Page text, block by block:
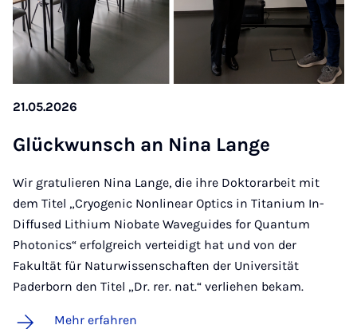
21.05.2026
Glü­ck­wunsch an Ni­na Lan­ge
Wir gratulieren Nina Lange, die ihre Doktorarbeit mit
dem Titel „Cryogenic Nonlinear Optics in Titanium In-
Diffused Lithium Niobate Waveguides for Quantum
Photonics“ erfolgreich verteidigt hat und von der
Fakultät für Naturwissenschaften der Universität
Paderborn den Titel „Dr. rer. nat.“ verliehen bekam.
Mehr erfahren